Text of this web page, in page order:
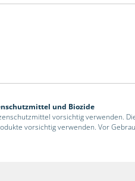
und Biozide
vorsichtig verwenden.
vorsichtig verwenden. Vor